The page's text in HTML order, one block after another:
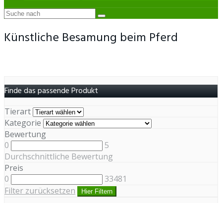
Künstliche Besamung beim Pferd
Finde das passende Produkt
Tierart
Kategorie
Bewertung
0
5
Durchschnittliche Bewertung
Preis
0
33481
Filter zurücksetzen
Hier Filtern